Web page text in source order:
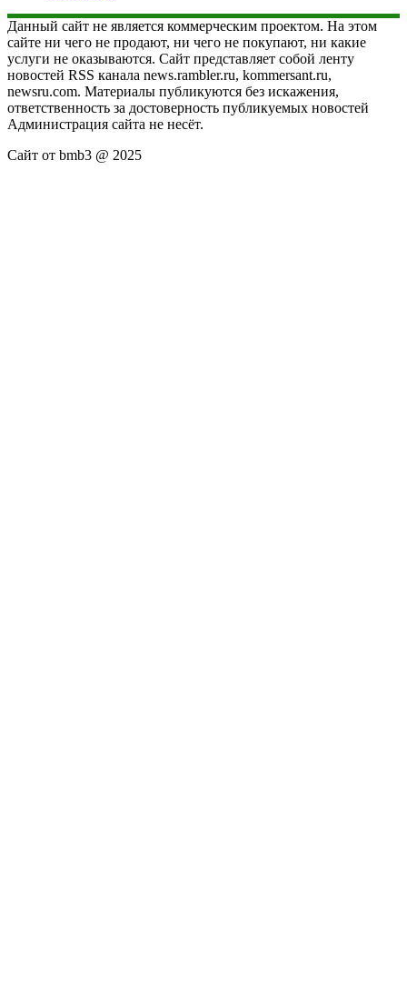
Данный сайт не является коммерческим проектом. На этом
сайте ни чего не продают, ни чего не покупают, ни какие
услуги не оказываются. Сайт представляет собой ленту
новостей RSS канала news.rambler.ru, kommersant.ru,
newsru.com. Материалы публикуются без искажения,
ответственность за достоверность публикуемых новостей
Администрация сайта не несёт.
Сайт от bmb3 @ 2025